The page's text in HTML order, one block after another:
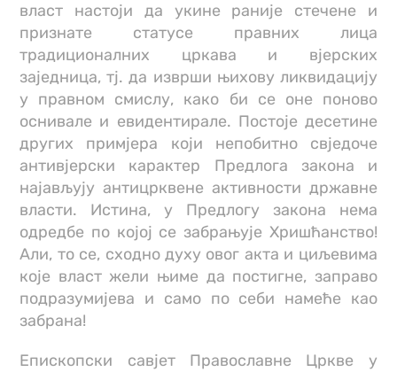
власт настоји да укине раније стечене и
признате статусе правних лица
традиционалних цркава и вјерских
заједница, тј. да изврши њихову ликвидацију
у правном смислу, како би се оне поново
оснивале и евидентирале. Постоје десетине
других примјера који непобитно свједоче
антивјерски карактер Предлога закона и
најављују антицрквене активности државне
власти. Истина, у Предлогу закона нема
одредбе по којој се забрањује Хришћанство!
Али, то се, сходно духу овог акта и циљевима
које власт жели њиме да постигне, заправо
подразумијева и само по себи намеће као
забрана!
Епископски савјет Православне Цркве у